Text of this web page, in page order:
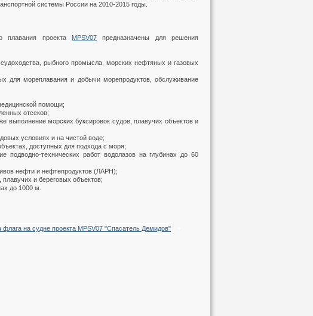
системы России на 2010-2015 годы.
плавания проекта MPSV07 предназначены для решения
рыбного промысла, морских нефтяных и газовых
для мореплавания и добычи морепродуктов, обслуживание
помощи;
отсеков;
выполнение морских буксировок судов, плавучих объектов и
условиях и на чистой воде;
доступных для подхода с моря;
подводно-технических работ водолазов на глубинах до 60
нефти и нефтепродуктов (ЛАРН);
плавучих и береговых объектов;
до 1000 м.